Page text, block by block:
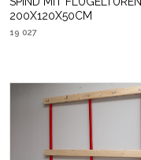
200X120X50CM
19 027